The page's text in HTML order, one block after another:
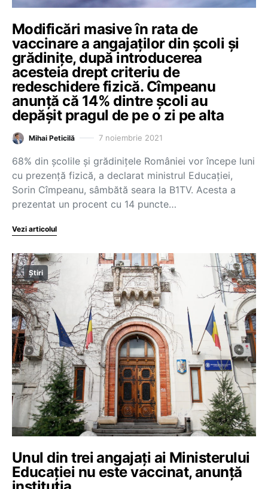
Modificări masive în rata de
vaccinare a angajaților din școli și
grădinițe, după introducerea
acesteia drept criteriu de
redeschidere fizică. Cîmpeanu
anunță că 14% dintre școli au
depășit pragul de pe o zi pe alta
Mihai Peticilă 7 noiembrie 2021
68% din școlile și grădinițele României vor începe luni
cu prezență fizică, a declarat ministrul Educației,
Sorin Cîmpeanu, sâmbătă seara la B1TV. Acesta a
prezentat un procent cu 14 puncte…
Vezi articolul
Știri
Unul din trei angajați ai Ministerului
Educației nu este vaccinat, anunță